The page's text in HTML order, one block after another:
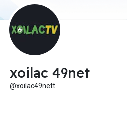
xoilac 49net
@xoilac49nett